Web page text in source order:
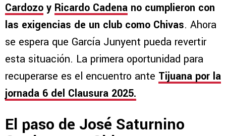
Cardozo y Ricardo Cadena no cumplieron con
las exigencias de un club como Chivas. Ahora
se espera que García Junyent pueda revertir
esta situación. La primera oportunidad para
recuperarse es el encuentro ante Tijuana por la
jornada 6 del Clausura 2025.
El paso de José Saturnino